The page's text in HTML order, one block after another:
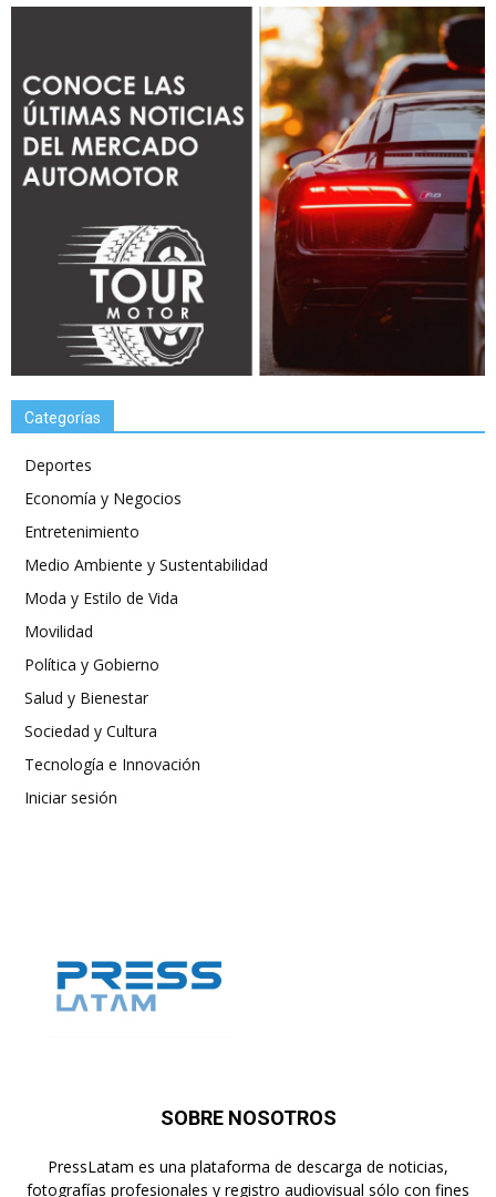
Categorías
Deportes
Economía y Negocios
Entretenimiento
Medio Ambiente y Sustentabilidad
Moda y Estilo de Vida
Movilidad
Política y Gobierno
Salud y Bienestar
Sociedad y Cultura
Tecnología e Innovación
Iniciar sesión
SOBRE NOSOTROS
PressLatam es una plataforma de descarga de noticias,
fotografías profesionales y registro audiovisual sólo con fines